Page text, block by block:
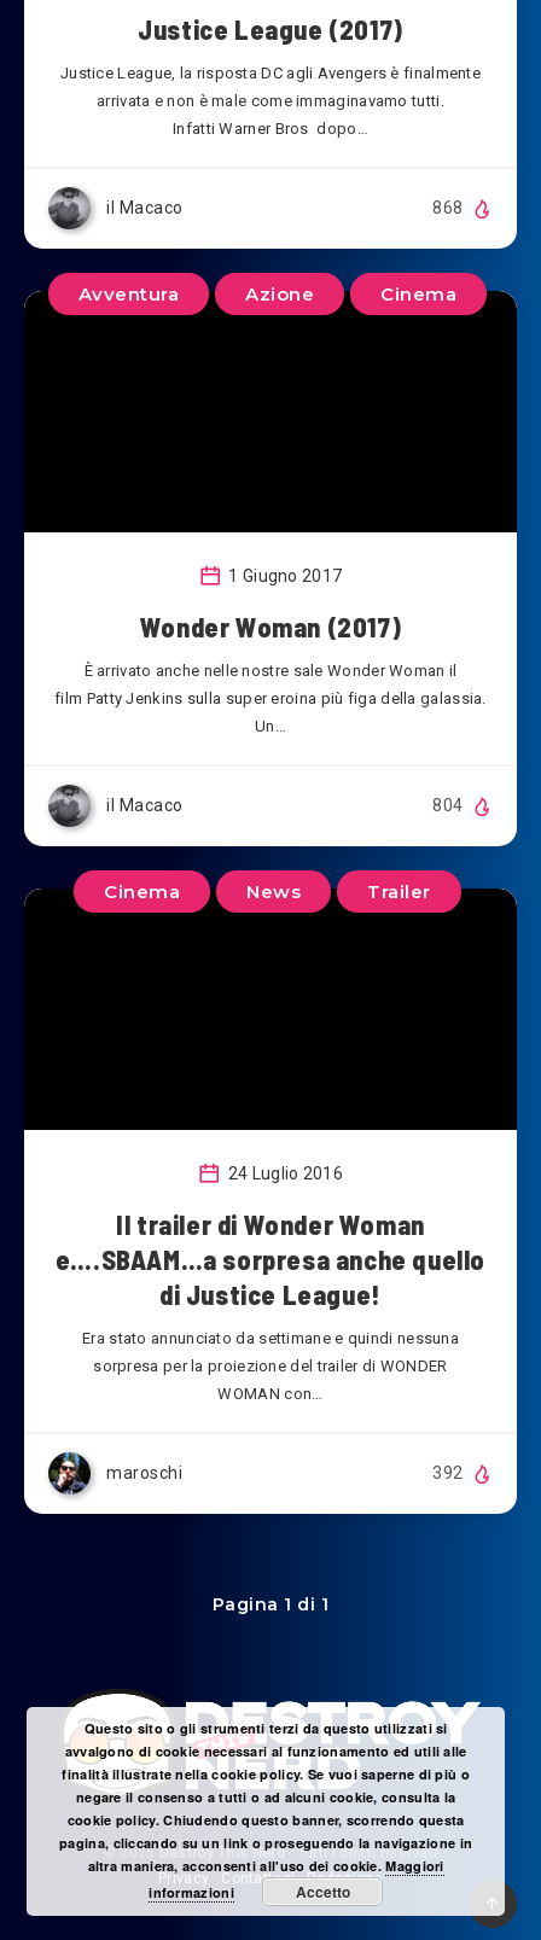
Justice League (2017)
Justice League, la risposta DC agli Avengers è finalmente
arrivata e non è male come immaginavamo tutti.
Infatti Warner Bros dopo…
il Macaco 868
Avventura Azione Cinema
1 Giugno 2017
Wonder Woman (2017)
È arrivato anche nelle nostre sale Wonder Woman il
film Patty Jenkins sulla super eroina più figa della galassia.
Un…
il Macaco 804
Cinema News Trailer
24 Luglio 2016
Il trailer di Wonder Woman
e….SBAAM…a sorpresa anche quello
di Justice League!
Era stato annunciato da settimane e quindi nessuna
sorpresa per la proiezione del trailer di WONDER
WOMAN con…
maroschi 392
Pagina 1 di 1
© 2025Destroy This Nerd- Tutti i diritti riservati
Privacy
Contattaci-Redazione
Questo sito o gli strumenti terzi da questo utilizzati si
avvalgono di cookie necessari al funzionamento ed utili alle
finalità illustrate nella cookie policy. Se vuoi saperne di più o
negare il consenso a tutti o ad alcuni cookie, consulta la
cookie policy. Chiudendo questo banner, scorrendo questa
pagina, cliccando su un link o proseguendo la navigazione in
altra maniera, acconsenti all'uso dei cookie.Maggiori
informazioni
Accetto